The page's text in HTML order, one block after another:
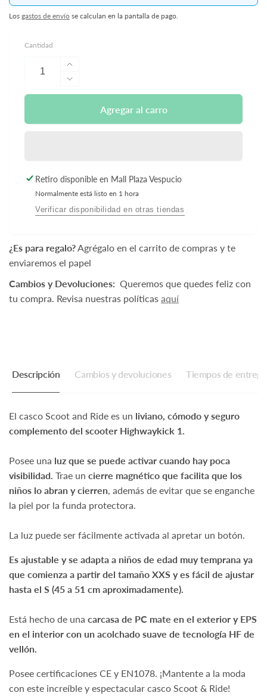
Los gastos de envío se calculan en la pantalla de pago.
Cantidad
Aumentar
cantidad
para
Scoot
and
Ride
Reducir
cantidad
Casco
-
Scoot
and
Agregar al carro
Retiro disponible en Mall Plaza Vespucio
Normalmente está listo en 1 hora
Verificar disponibilidad en otras tiendas
¿Es para regalo?Agrégalo en el carrito de compras y te
enviaremos el papel
Cambios y Devoluciones: Queremos que quedes feliz con
tu compra. Revisa nuestras políticas aquí
Descripción Cambios y devoluciones Tiempos de entrega
El casco Scoot and Ride es un liviano, cómodo y seguro
complemento del scooter Highwaykick 1.
Posee una luz que se puede activar cuando hay poca
visibilidad. Trae un cierre magnético que facilita que los
niños lo abran y cierren, además de evitar que se enganche
la piel por la funda protectora.
La luz puede ser fácilmente activada al apretar un botón.
Es ajustable y se adapta a niños de edad muy temprana ya
que comienza a partir del tamaño XXS y es fácil de ajustar
hasta el S (45 a 51 cm aproximadamente).
Está hecho de una carcasa de PC mate en el exterior y EPS
en el interior con un acolchado suave de tecnología HF de
vellón.
Posee certificaciones CE y EN1078. ¡Mantente a la moda
con este increíble y espectacular casco Scoot & Ride!